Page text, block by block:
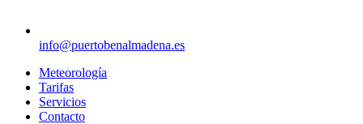
info@puertobenalmadena.es
Meteorología
Tarifas
Servicios
Contacto